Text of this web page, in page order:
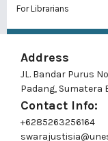
For Librarians
Address
JL. Bandar Purus
Padang, Sumatera
Contact Info:
+6285263256164